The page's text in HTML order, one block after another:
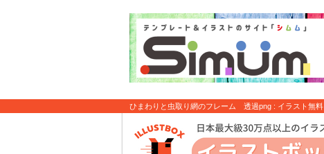
ひまわりと虫取り網のフレーム 透過png : イラスト無料